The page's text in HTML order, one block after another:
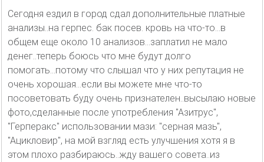
Сегодня ездил в город сдал дополнительные платные
анализы..на герпес. бак посев. кровь на что-то...в
общем еще около 10 анализов...заплатил не мало
денег..теперь боюсь что мне будут долго
помогать...потому что слышал что у них репутация не
очень хорошая...если вы можете мне что-то
посоветовать буду очень признателен..высылаю новые
фото,сделанные после употребления "Азитрус",
"Герперакс" использовании мази: "серная мазь",
"Ацикловир", на мой взгляд есть улучшения хотя я в
этом плохо разбираюсь..жду вашего совета..из